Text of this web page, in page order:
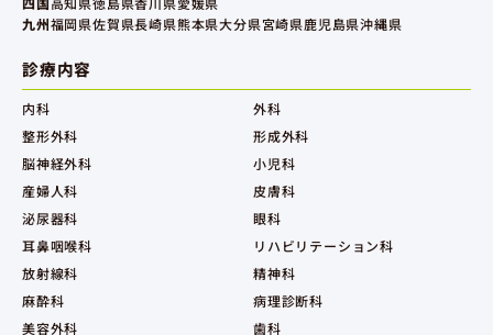
九州福岡県佐賀県長崎県熊本県大分県宮崎県鹿児島県沖縄県
診療内容
内科
外科
整形外科
形成外科
脳神経外科
小児科
産婦人科
皮膚科
泌尿器科
眼科
耳鼻咽喉科
リハビリテーション科
放射線科
精神科
麻酔科
病理診断科
美容外科
歯科